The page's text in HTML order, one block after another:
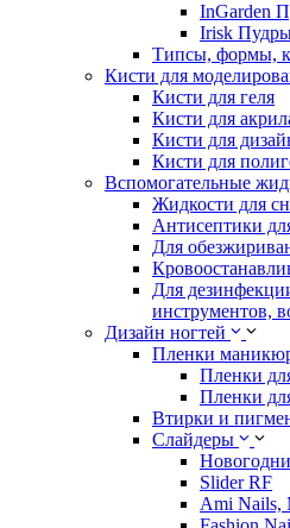
InGarden
Irisk
Типсы, формы,
Кисти для
Кисти для геля
Кисти для
Кисти для
Кисти для
Вспомогательные
Жидкости для
Антисептики
Для
Для
инструментов,
Дизайн ногтей
Пленки
Пленки
Пленки
Втирки и
Слайдеры
Slider RF
Ami Nails,